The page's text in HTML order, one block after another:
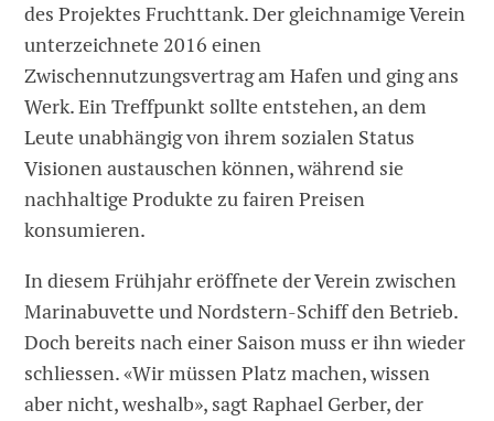
des Projektes Fruchttank. Der gleichnamige Verein
unterzeichnete 2016 einen
Zwischennutzungsvertrag am Hafen und ging ans
Werk. Ein Treffpunkt sollte entstehen, an dem
Leute unabhängig von ihrem sozialen Status
Visionen austauschen können, während sie
nachhaltige Produkte zu fairen Preisen
konsumieren.
In diesem Frühjahr eröffnete der Verein zwischen
Marinabuvette und Nordstern-Schiff den Betrieb.
Doch bereits nach einer Saison muss er ihn wieder
schliessen. «Wir müssen Platz machen, wissen
aber nicht, weshalb», sagt Raphael Gerber, der